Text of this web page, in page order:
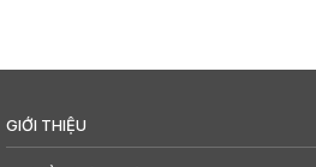
GIỚI THIỆU